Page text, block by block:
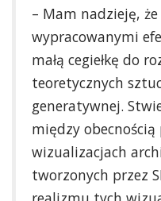
– Mam nadzieję,
wypracowanymi
małą cegiełkę do
teoretycznych
generatywnej.
między
wizualizacjach
tworzonych przez